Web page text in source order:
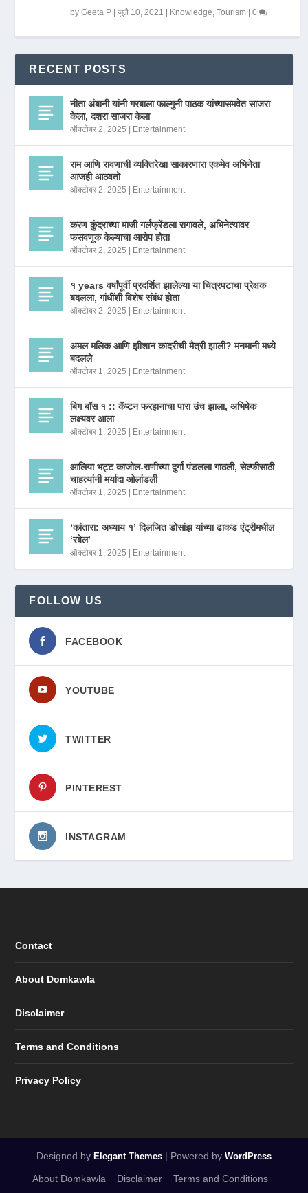
byGeeta P |जुलै 10, 2021 Knowledge,Tourism |0
RECENT POSTS
नीता अंबानी यांनी गरबाला फाल्गुनी पाठक यांच्यासमवेत साजरा
केला, दशरा साजरा केला
ऑक्टोबर 2, 2025 Entertainment
राम आणि रावणाची व्यक्तिरेखा साकारणारा एकमेव अभिनेता
आजही आठवतो
ऑक्टोबर 2, 2025 Entertainment
करण कुंद्राच्या माजी गर्लफ्रेंडला रागावले, अभिनेत्यावर
फसवणूक केल्याचा आरोप होता
ऑक्टोबर 2, 2025 Entertainment
१ years वर्षांपूर्वी प्रदर्शित झालेल्या या चित्रपटाचा प्रेक्षक
बदलला, गांधींशी विशेष संबंध होता
ऑक्टोबर 2, 2025 Entertainment
अमल मलिक आणि झीशान कादरीची मैत्री झाली? मनमानी मध्ये
बदलले
ऑक्टोबर 1, 2025 Entertainment
बिग बॉस १ :: कॅप्टन फरहानाचा पारा उंच झाला, अभिषेक
लक्ष्यवर आला
ऑक्टोबर 1, 2025 Entertainment
आलिया भट्ट काजोल-राणीच्या दुर्गा पंडलला गाठली, सेल्फीसाठी
चाहत्यांनी मर्यादा ओलांडली
ऑक्टोबर 1, 2025 Entertainment
‘कांतारा: अध्याय १’ दिलजित डोसांझ यांच्या ढाकड एंट्रीमधील
‘रबेल’
ऑक्टोबर 1, 2025 Entertainment
FOLLOW US
FACEBOOK
YOUTUBE
TWITTER
PINTEREST
INSTAGRAM
Contact
About Domkawla
Disclaimer
Terms and Conditions
Privacy Policy
Designed by Elegant Themes | Powered by WordPress
About Domkawla Disclaimer Terms and Conditions